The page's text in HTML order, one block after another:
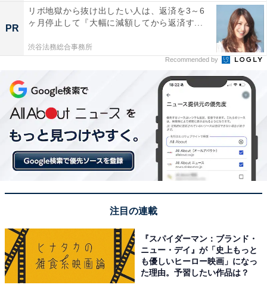
それでも足りないときは親に援助してもらっても
いい？
いい歳をした大人が情けないという意見もあるが、お金
がないのであればやむを得ないこともある。親によって
は「子どもの結婚式の援助をするのは当たり前のこと」
と考えている場合もあるし、「もう大人なんだから自分
たちで何とかしろ」という考えの人もいるだろう。自分
の親がどちらのタイプかを見極めた上で、相談を持ちか
けてもみるといいと粂氏は述べている。
PR
リボ地獄から抜け出したい人は、返済を3～6
ヶ月停止して『大幅に減額してから返済す...
渋谷法務総合事務所
Recommended by
注目の連載
『スパイダーマン：ブランド・
ニュー・デイ』が「史上もっと
も優しいヒーロー映画」になっ
た理由。予習したい作品は？